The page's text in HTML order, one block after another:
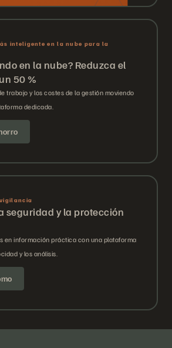
inteligente en la nube para la
en la nube? Reduzca el
50 %
trabajo y los costes de la gestión moviendo
dedicada.
seguridad y la protección
en información práctica con una plataforma
y los análisis.